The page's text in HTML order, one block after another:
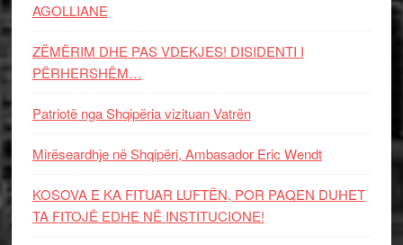
AGOLLIANE
ZËMËRIM DHE PAS VDEKJES! DISIDENTI I
PËRHERSHËM…
Patriotë nga Shqipëria vizituan Vatrën
Mirëseardhje në Shqipëri, Ambasador Eric Wendt
KOSOVA E KA FITUAR LUFTËN, POR PAQEN DUHET
TA FITOJË EDHE NË INSTITUCIONE!